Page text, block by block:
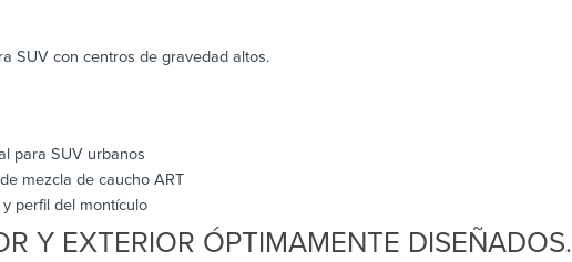
SUV con centros de gravedad altos.
para SUV urbanos
mezcla de caucho ART
perfil del montículo
Y EXTERIOR ÓPTIMAMENTE DISEÑADOS.